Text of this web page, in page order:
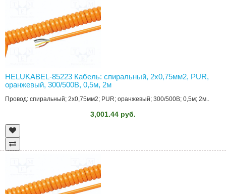
HELUKABEL-85223 Кабель: спиральный, 2x0,75мм2, PUR,
оранжевый, 300/500В, 0,5м, 2м
Провод: спиральный; 2x0,75мм2; PUR; оранжевый; 300/500В; 0,5м; 2м..
3,001.44 руб.